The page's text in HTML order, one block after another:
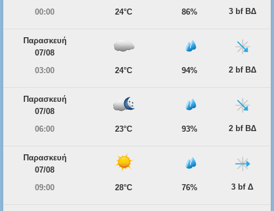
00:00
24°C 86% 3 bf ΒΔ
Παρασκευή
07/08
03:00
24°C 94% 2 bf ΒΔ
Παρασκευή
07/08
06:00
23°C 93% 2 bf ΒΔ
Παρασκευή
07/08
09:00
28°C 76% 3 bf Δ